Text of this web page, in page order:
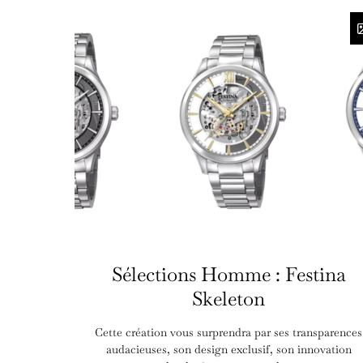
Sélections Homme : Festina
Skeleton
Cette création vous surprendra par ses transparences
audacieuses, son design exclusif, son innovation